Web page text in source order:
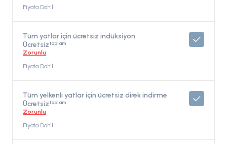
Fiyata Dahil
Tüm yatlar için ücretsiz indüksiyon
Ücretsiztoplam
Zorunlu
Fiyata Dahil
Tüm yelkenli yatlar için ücretsiz direk indirme
Ücretsiztoplam
Zorunlu
Fiyata Dahil